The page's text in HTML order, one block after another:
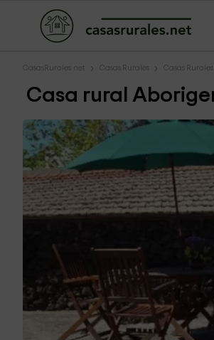
CasasRurales.net Casas Rurales Casas
Casa rural